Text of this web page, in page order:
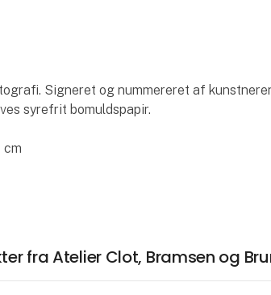
Signeret og nummereret af
syrefrit bomuldspapir.
cm
fra Atelier Clot, Bramsen og